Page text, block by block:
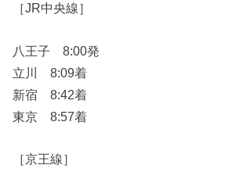
［JR中央線］
八王子 8:00発
立川 8:09着
新宿 8:42着
東京 8:57着
［京王線］